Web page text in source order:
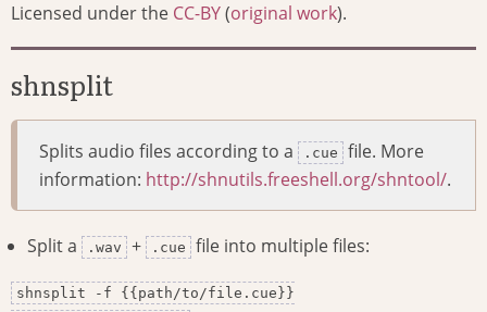
Licensed under the CC-BY(original work).
shnsplit
Splits audio files according to a .cue
file. More
information: http://shnutils.freeshell.org/shntool/.
Split a .wav + .cue file into multiple files:
shnsplit -f {{path/to/file.cue}}